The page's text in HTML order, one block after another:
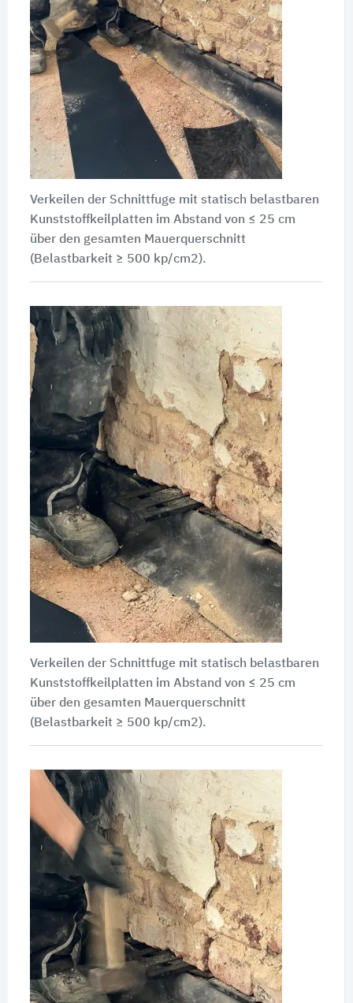
Verkeilen der Schnittfuge mit statisch belastbaren
Kunststoffkeilplatten im Abstand von ≤ 25 cm
über den gesamten Mauerquerschnitt
(Belastbarkeit ≥ 500 kp/cm2).
Verkeilen der Schnittfuge mit statisch belastbaren
Kunststoffkeilplatten im Abstand von ≤ 25 cm
über den gesamten Mauerquerschnitt
(Belastbarkeit ≥ 500 kp/cm2).